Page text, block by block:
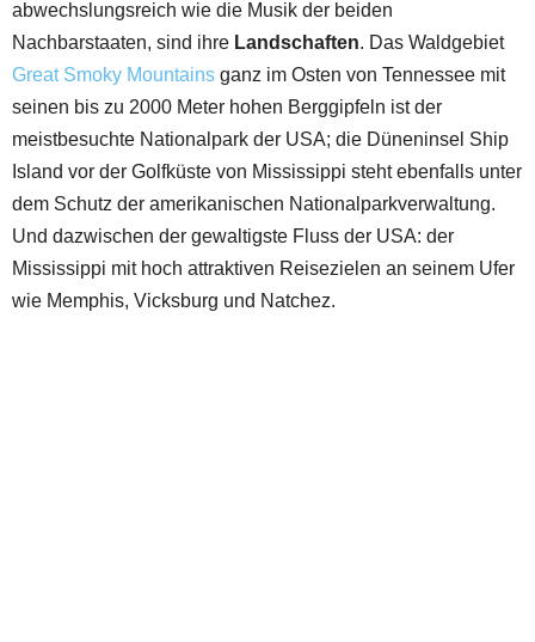
abwechslungsreich wie die Musik der beiden
Nachbarstaaten, sind ihre Landschaften. Das Waldgebiet
Great Smoky Mountains ganz im Osten von Tennessee mit
seinen bis zu 2000 Meter hohen Berggipfeln ist der
meistbesuchte Nationalpark der USA; die Düneninsel Ship
Island vor der Golfküste von Mississippi steht ebenfalls unter
dem Schutz der amerikanischen Nationalparkverwaltung.
Und dazwischen der gewaltigste Fluss der USA: der
Mississippi mit hoch attraktiven Reisezielen an seinem Ufer
wie Memphis, Vicksburg und Natchez.